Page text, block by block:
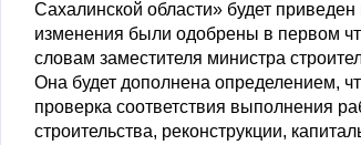
Сахалинской области» будет
изменения были одобрены в первом
словам заместителя министра
Она будет дополнена определением,
проверка соответствия выполнения
строительства, реконструкции,